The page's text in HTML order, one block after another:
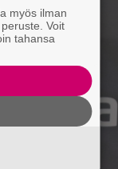
myös ilman
Voit
tahansa